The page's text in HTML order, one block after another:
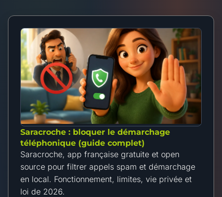
Saracroche : bloquer le démarchage
téléphonique (guide complet)
Saracroche, app française gratuite et open
source pour filtrer appels spam et démarchage
en local. Fonctionnement, limites, vie privée et
loi de 2026.